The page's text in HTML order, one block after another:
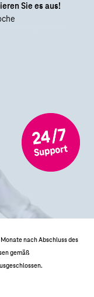
Sie es aus!
nach Abschluss des
gemäß